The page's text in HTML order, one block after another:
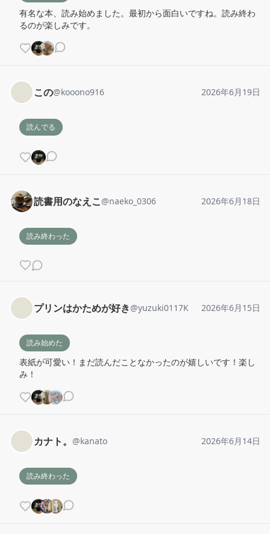
有名な本、読み始めました。最初から面白いですね。読み終わ
るのが楽しみです。
この@kooono916 2026年6月19日
読んでる
読書用のなえこ@naeko_0306 2026年6月18日
読み終わった
プリンはかためが好き@yuzuki0117K 2026年6月15日
読み始めた
表紙が可愛い！まだ読んだことなかったのが嬉しいです！楽し
み！
カナト。 @kanato 2026年6月14日
読み終わった